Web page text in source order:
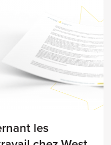
les